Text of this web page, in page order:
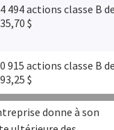
494 actions classe B
$
915 actions classe B
$
donne à son